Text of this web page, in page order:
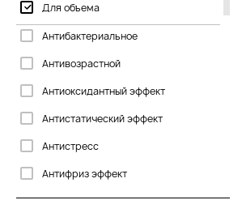
Sachajuan
Для объема
Антибактериальное
Антивозрастной
Антиоксидантный эффект
Антистатический эффект
Антистресс
Антифриз эффект